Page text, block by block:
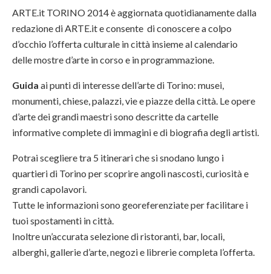
ARTE.it TORINO 2014 è aggiornata quotidianamente dalla
redazione di ARTE.it e consente di conoscere a colpo
d’occhio l’offerta culturale in città insieme al calendario
delle mostre d’arte in corso e in programmazione.
Guida ai punti di interesse dell’arte di Torino: musei,
monumenti, chiese, palazzi, vie e piazze della città. Le opere
d’arte dei grandi maestri sono descritte da cartelle
informative complete di immagini e di biografia degli artisti.
Potrai scegliere tra 5 itinerari che si snodano lungo i
quartieri di Torino per scoprire angoli nascosti, curiosità e
grandi capolavori.
Tutte le informazioni sono georeferenziate per facilitare i
tuoi spostamenti in città.
Inoltre un’accurata selezione di ristoranti, bar, locali,
alberghi, gallerie d’arte, negozi e librerie completa l’offerta.